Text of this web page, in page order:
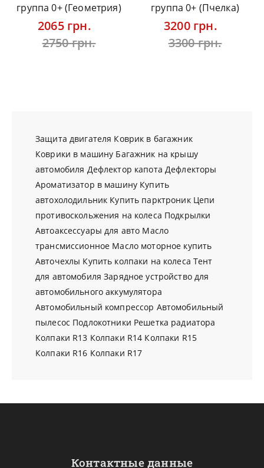
группа 0+ (Геометрия)
2065 грн.
2750 грн.
группа 0+ (Пчелка)
3200 грн.
3300 грн.
Защита двигателя Коврик в багажник
Коврики в машину Багажник на крышу
автомобиля Дефлектор капота Дефлекторы
Ароматизатор в машину Купить
автохолодильник Купить парктроник Цепи
противоскольжения на колеса Подкрылки
Автоаксессуары для авто Масло
трансмиссионное Масло моторное купить
Авточехлы Купить колпаки на колеса Тент
для автомобиля Зарядное устройство для
автомобильного аккумулятора
Автомобильный компрессор Автомобильный
пылесос Подлокотники Решетка радиатора
Колпаки R13 Колпаки R14 Колпаки R15
Колпаки R16 Колпаки R17
Контактные данные